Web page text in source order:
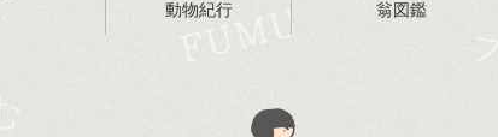
動物紀行
翁図鑑